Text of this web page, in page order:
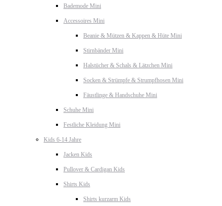
Bademode Mini
Accessoires Mini
Beanie & Mützen & Kappen & Hüte Mini
Stirnbänder Mini
Halstücher & Schals & Lätzchen Mini
Socken & Strümpfe & Strumpfhosen Mini
Fäustlinge & Handschuhe Mini
Schuhe Mini
Festliche Kleidung Mini
Kids 6-14 Jahre
Jacken Kids
Pullover & Cardigan Kids
Shirts Kids
Shirts kurzarm Kids